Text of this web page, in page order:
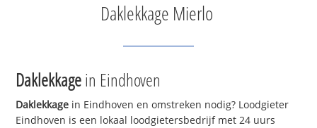
Daklekkage Mierlo
Daklekkagein Eindhoven
Daklekkage in Eindhoven en omstreken nodig? Loodgieter
Eindhoven is een lokaal loodgietersbedrijf met 24 uurs